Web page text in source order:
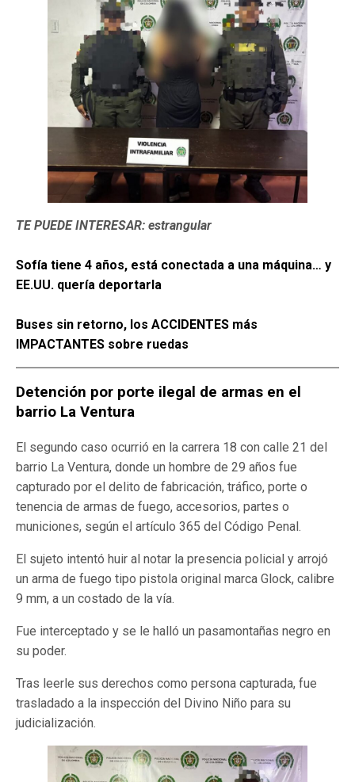
TE PUEDE INTERESAR: estrangular
Sofía tiene 4 años, está conectada a una máquina… y
EE.UU. quería deportarla
Buses sin retorno, los ACCIDENTES más
IMPACTANTES sobre ruedas
Detención por porte ilegal de armas en el
barrio La Ventura
El segundo caso ocurrió en la carrera 18 con calle 21 del
barrio La Ventura, donde un hombre de 29 años fue
capturado por el delito de fabricación, tráfico, porte o
tenencia de armas de fuego, accesorios, partes o
municiones, según el artículo 365 del Código Penal.
El sujeto intentó huir al notar la presencia policial y arrojó
un arma de fuego tipo pistola original marca Glock, calibre
9 mm, a un costado de la vía.
Fue interceptado y se le halló un pasamontañas negro en
su poder.
Tras leerle sus derechos como persona capturada, fue
trasladado a la inspección del Divino Niño para su
judicialización.